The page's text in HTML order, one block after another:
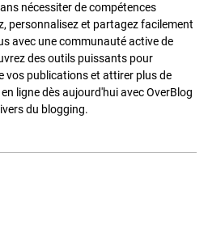
nécessiter de compétences
personnalisez et partagez facilement
avec une communauté active de
des outils puissants pour
vos publications et attirer plus de
ligne dès aujourd'hui avec OverBlog
du blogging.